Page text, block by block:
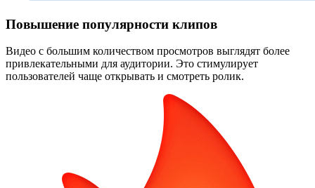
Повышение популярности клипов
Видео с большим количеством просмотров выглядят более
привлекательными для аудитории. Это стимулирует
пользователей чаще открывать и смотреть ролик.